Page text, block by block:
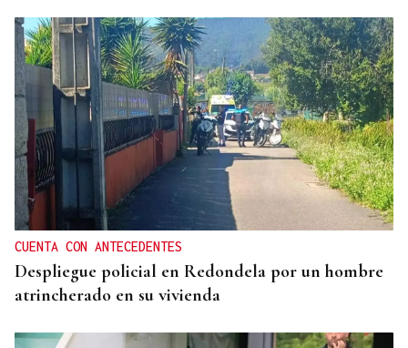
CUENTA CON ANTECEDENTES
Despliegue policial en Redondela por un hombre
atrincherado en su vivienda